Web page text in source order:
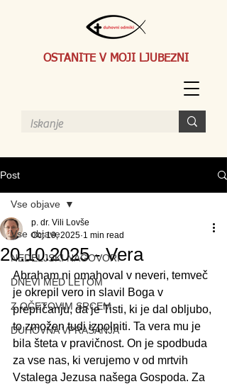
OSTANITE V MOJI LJUBEZNI
Post
Vse objave
NEDELJSKI NAGOVORI
DNEVI MED LETOM
Z OČETOVIM SRCEM
DUHOVNA VPRAŠANJA
Vse objave
20.10.2025 - Vera
p. dr. Vili Lovše
Oct 19, 2025 1 min read
Abraham ni omahoval v neveri, temveč
je okrepil vero in slavil Boga v
prepričanju, da je Tisti, ki je dal obljubo,
to zmožen tudi izpolniti. Ta vera mu je
bila šteta v pravičnost. On je spodbuda
za vse nas, ki verujemo v od mrtvih
Vstalega Jezusa našega Gospoda. Za